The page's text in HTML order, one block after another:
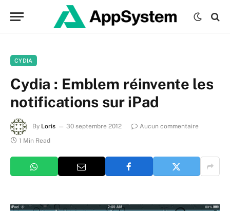
CYDIA
Cydia : Emblem réinvente les
notifications sur iPad
By Loris 30 septembre 2012
Aucun commentaire
1 Min Read